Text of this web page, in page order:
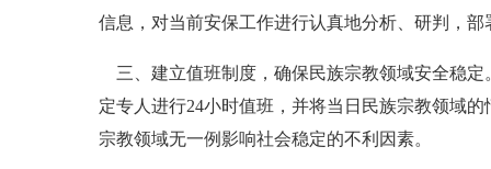
信息，对当前安保工作进行认真地分析、研判，
三、建立值班制度，确保民族宗教领域安全稳定
定专人进行24小时值班，并将当日民族宗教领域
宗教领域无一例影响社会稳定的不利因素。